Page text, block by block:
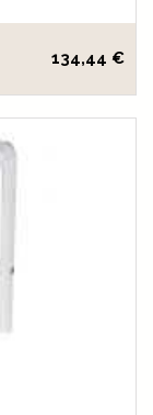
134,44 €